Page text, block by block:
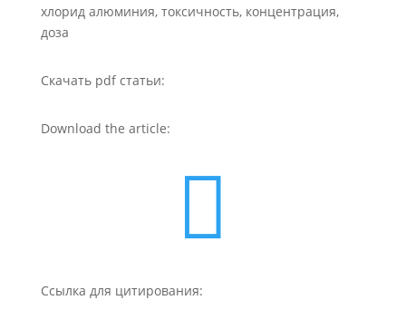
хлорид алюминия, токсичность, концентрация,
доза
Скачать pdf статьи:
Download the article:

Ссылка для цитирования: